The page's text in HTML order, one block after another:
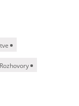
Rozhovory